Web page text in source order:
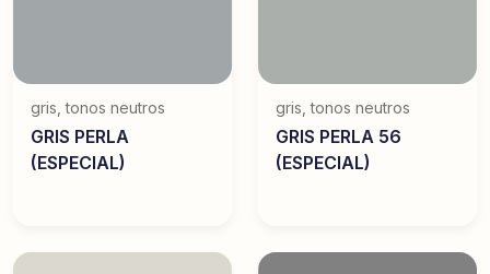
gris ,tonos neutros
GRIS PERLA
(ESPECIAL)
gris ,tonos neutros
GRIS PERLA 56
(ESPECIAL)